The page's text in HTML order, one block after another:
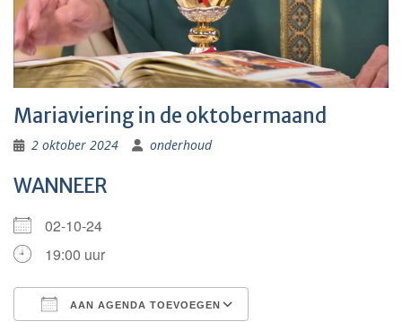
Mariaviering in de oktobermaand
2 oktober 2024 onderhoud
WANNEER
02-10-24
19:00 uur
AAN AGENDA TOEVOEGEN